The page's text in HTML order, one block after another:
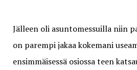
Jälleen oli asuntomessuilla niin
on parempi jakaa kokemani
ensimmäisessä osiossa teen